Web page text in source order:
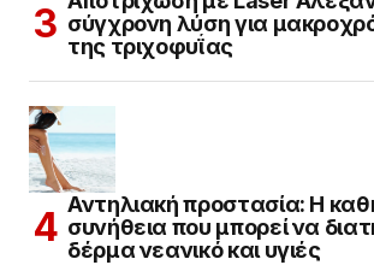
σύγχρονη λύση για
της τριχοφυΐας
Αντηλιακή προστασία: Η
συνήθεια που μπορεί να
δέρμα νεανικό και υγιές